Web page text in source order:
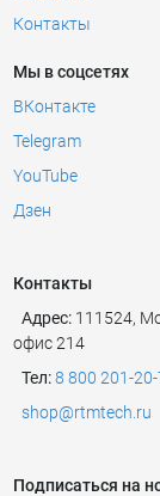
Контакты
Мы в соцсетях
ВКонтакте
Telegram
YouTube
Дзен
Контакты
Адрес: 111524,
офис 214
Тел:8 800 201-
shop@rtmtech.ru
Подписаться на